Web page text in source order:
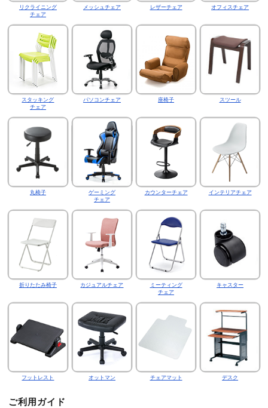
リクライニング
チェア
メッシュチェア レザーチェア オフィスチェア
スタッキング
チェア
パソコンチェア 座椅子 スツール
丸椅子
ゲーミング
チェア
カウンターチェア インテリアチェア
折りたたみ椅子 カジュアルチェア
ミーティング
チェア
キャスター
フットレスト オットマン チェアマット デスク
ご利用ガイド